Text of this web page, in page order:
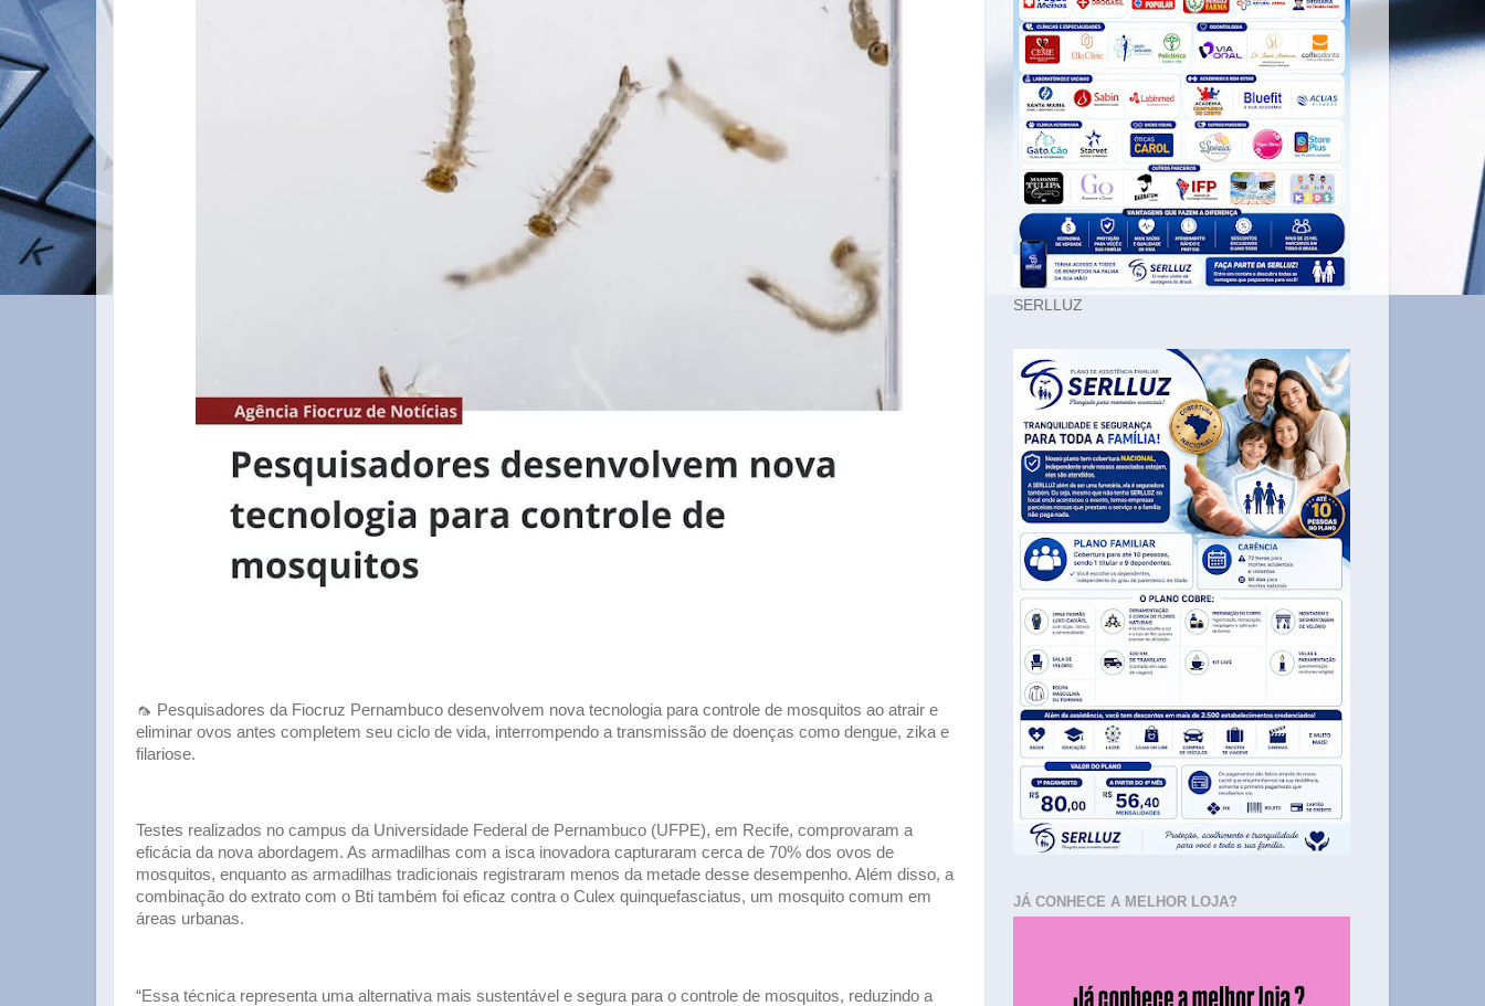
🦟 Pesquisadores da Fiocruz Pernambuco desenvolvem nova tecnologia para controle de mosquitos ao atrair e
eliminar ovos antes completem seu ciclo de vida, interrompendo a transmissão de doenças como dengue, zika e
filariose.
Testes realizados no campus da Universidade Federal de Pernambuco (UFPE), em Recife, comprovaram a
eficácia da nova abordagem. As armadilhas com a isca inovadora capturaram cerca de 70% dos ovos de
mosquitos, enquanto as armadilhas tradicionais registraram menos da metade desse desempenho. Além disso, a
combinação do extrato com o Bti também foi eficaz contra o Culex quinquefasciatus, um mosquito comum em
áreas urbanas.
“Essa técnica representa uma alternativa mais sustentável e segura para o controle de mosquitos, reduzindo a
SERLLUZ
JÁ CONHECE A MELHOR LOJA?